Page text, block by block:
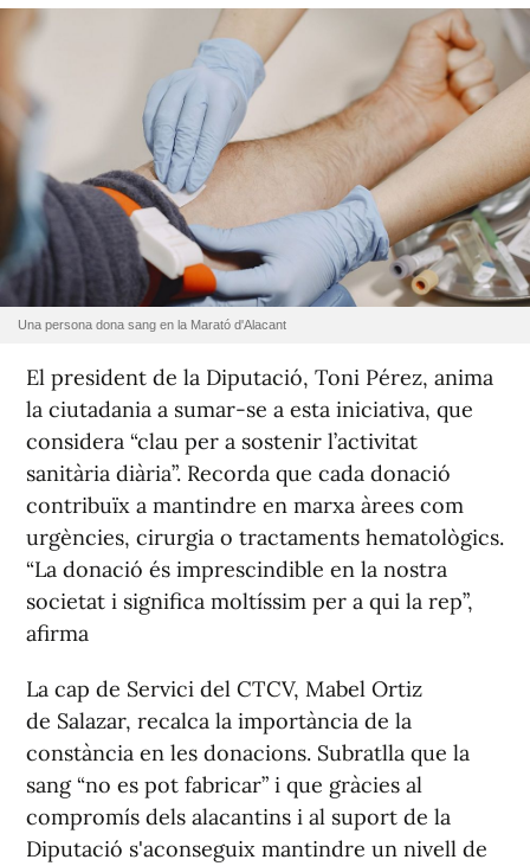
Una persona dona sang en la Marató d'Alacant
El president de la Diputació, Toni Pérez, anima
la ciutadania a sumar-se a esta iniciativa, que
considera “clau per a sostenir l’activitat
sanitària diària”. Recorda que cada donació
contribuïx a mantindre en marxa àrees com
urgències, cirurgia o tractaments hematològics.
“La donació és imprescindible en la nostra
societat i significa moltíssim per a qui la rep”,
afirma
La cap de Servici del CTCV, Mabel Ortiz
de Salazar, recalca la importància de la
constància en les donacions. Subratlla que la
sang “no es pot fabricar” i que gràcies al
compromís dels alacantins i al suport de la
Diputació s'aconseguix mantindre un nivell de